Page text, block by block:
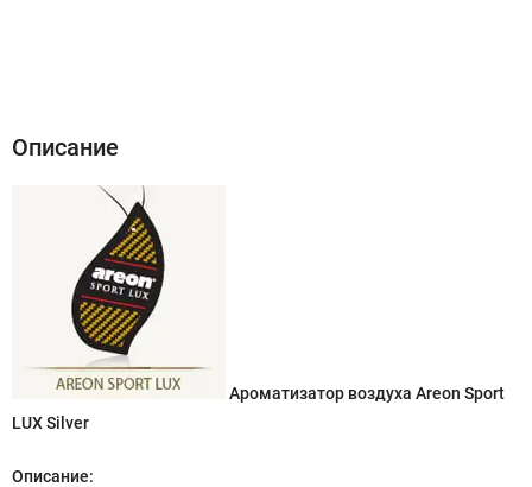
Описание
Ароматизатор воздуха Areon Sport
LUX Silver
Описание: